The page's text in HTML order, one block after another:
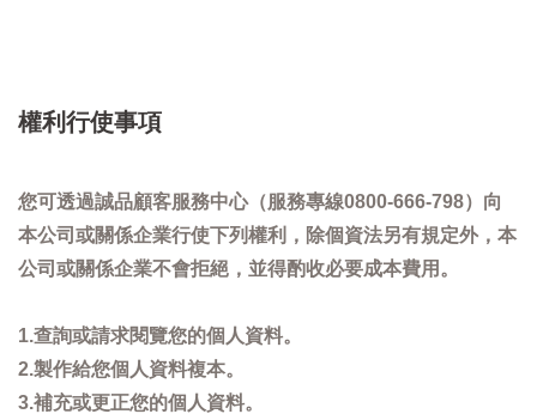
權利行使事項
您可透過誠品顧客服務中心（服務專線0800-666-798）向
本公司或關係企業行使下列權利，除個資法另有規定外，本
公司或關係企業不會拒絕，並得酌收必要成本費用。
1.查詢或請求閱覽您的個人資料。
2.製作給您個人資料複本。
3.補充或更正您的個人資料。